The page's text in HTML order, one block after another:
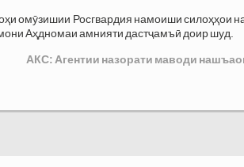
омӯзишии Росгвардия намоиши силоҳҳои
Аҳдномаи амнияти дастҷамъӣ доир шуд.
АКС: Агентии назорати маводи